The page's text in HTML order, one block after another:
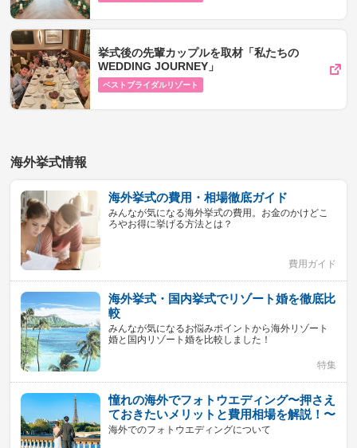
挙式後の先輩カップルを取材「私たちの
WEDDING JOURNEY」
ベストブライダルリゾート
海外挙式情報
海外挙式の費用・相場徹底ガイド
みんなが気になる海外挙式の費用。お金のかけどこ
ろやお得に挙げる方法とは？
費用ガイド
海外挙式・国内挙式でリゾート婚を徹底比
較
みんなが気になるお悩みポイントから海外リゾート
婚と国内リゾート婚を比較しました！
特集
憧れの海外でフォトウエディング〜押さえ
ておきたいメリットと費用相場を解説！〜
海外でのフォトウエディングについて